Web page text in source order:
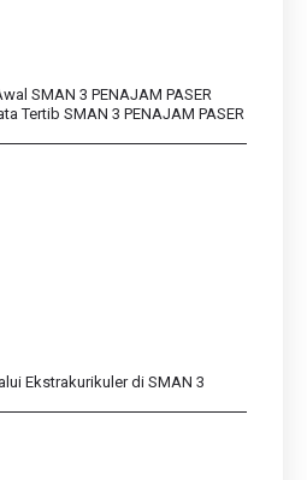
SMAN 3 PENAJAM PASER
Tertib SMAN 3 PENAJAM PASER
Ekstrakurikuler di SMAN 3